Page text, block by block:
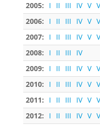
2005:
I II III IV V
2006:
I II III IV V
2007:
I II III IV V
2008:
I II III
IV
2009:
I II III IV V
2010:
I II III IV V
2011:
I II III IV V
2012:
I II III IV V